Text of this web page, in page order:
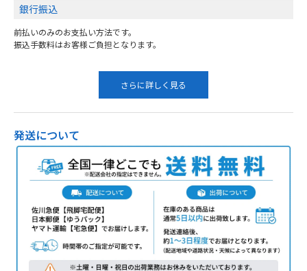
銀行振込
前払いのみのお支払い方法です。
振込手数料はお客様ご負担となります。
さらに詳しく見る
発送について